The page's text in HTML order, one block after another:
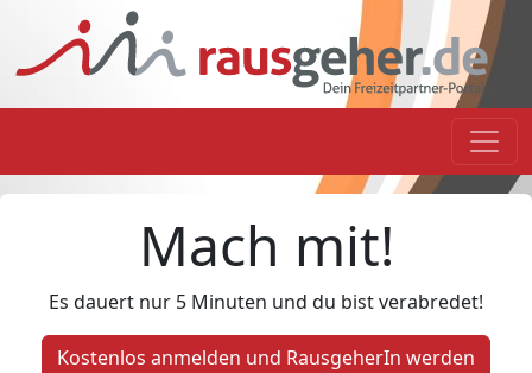
Mach mit!
Es dauert nur 5 Minuten und du bist verabredet!
Kostenlos anmelden und RausgeherIn werden